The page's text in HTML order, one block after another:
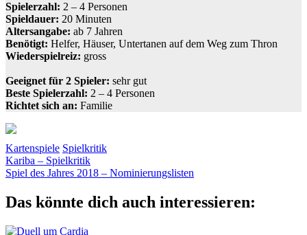
Spielerzahl: 2 – 4 Personen
Spieldauer: 20 Minuten
Altersangabe: ab 7 Jahren
Benötigt: Helfer, Häuser, Untertanen auf dem Weg zum Thron
Wiederspielreiz: gross
Geeignet für 2 Spieler: sehr gut
Beste Spielerzahl: 2 – 4 Personen
Richtet sich an: Familie
Kartenspiele Spielkritik
GoldHans
im
André PersonenReichtum
Beitragsnavigation
Vorheriger
Beitrag:
Kariba – Spielkritik
Nächster
Spiel des Jahres 2018 – Nominierungslisten
Das könnte dich auch interessieren: